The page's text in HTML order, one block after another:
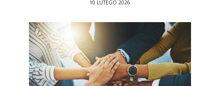
10 LUTEGO 2026